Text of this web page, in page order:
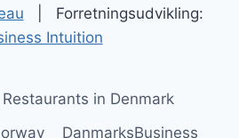
| Forretningsudvikling:
Intuition
Restaurants in Denmark
DanmarksBusiness